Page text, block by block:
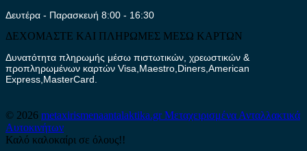
Δευτέρα - Παρασκευή 8:00 - 16:30
ΔΕΧΟΜΑΣΤΕ ΚΑΙ ΠΛΗΡΩΜΕΣ ΜΕΣΩ ΚΑΡΤΩΝ
Δυνατότητα πληρωμής μέσω πιστωτικών, χρεωστικών &
προπληρωμένων καρτών Visa,Maestro,Diners,American
Express,MasterCard.
© 2026 metaxirismenaantalaktika.grΜεταχειρισμένα Ανταλλακτικά
Αυτοκινήτων
Καλό καλοκαίρι σε όλους!!